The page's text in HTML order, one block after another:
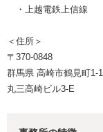
・上越電鉄上信線
＜住所＞
〒370-0848
群馬県 高崎市鶴見町1-1
丸三高崎ビル3-E